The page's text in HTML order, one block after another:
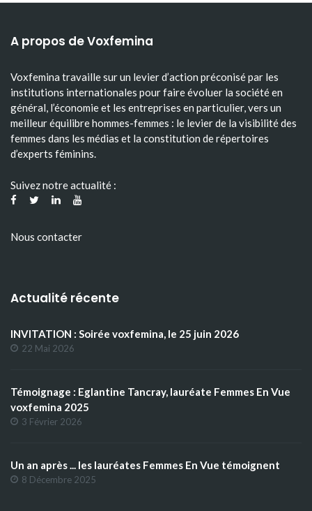
A propos de Voxfemina
Voxfemina travaille sur un levier d’action préconisé par les
institutions internationales pour faire évoluer la société en
général, l’économie et les entreprises en particulier, vers un
meilleur équilibre hommes-femmes : le levier de la visibilité des
femmes dans les médias et la constitution de répertoires
d’experts féminins.
Suivez notre actualité :
Nous contacter
Actualité récente
INVITATION : Soirée voxfemina, le 25 juin 2026
22 Mai 2026
Témoignage : Eglantine Tancray, lauréate Femmes En Vue
voxfemina 2025
3 Février 2026
Un an après ... les lauréates Femmes En Vue témoignent
8 Décembre 2025